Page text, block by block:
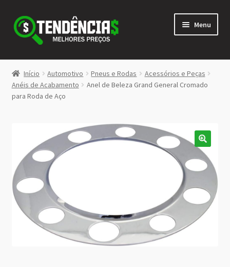
Pular
para
navegação
Pular
para
conteúdo
Menu
LOJA
<>
Início Automotivo Pneus e Rodas
Acessórios e Peças
Anéis de Acabamento
Anel de Beleza Grand General Cromado
para Roda de Aço